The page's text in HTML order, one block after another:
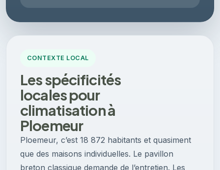
CONTEXTE LOCAL
Les spécificités
locales pour
climatisation à
Ploemeur
Ploemeur, c’est 18 872 habitants et quasiment
que des maisons individuelles. Le pavillon
breton classique demande de l’entretien. Les